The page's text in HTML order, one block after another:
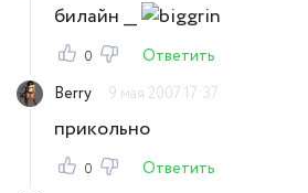
билайн __
0
Ответить
Berry
9 мая 2007 17:37
прикольно
0
Ответить